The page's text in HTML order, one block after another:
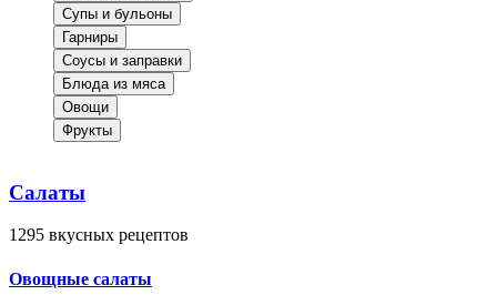
Супы и бульоны
Гарниры
Соусы и заправки
Блюда из мяса
Овощи
Фрукты
Салаты
1295 вкусных рецептов
Овощные салаты